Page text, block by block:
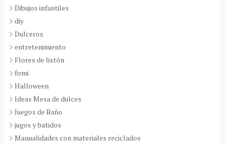
Dibujos infantiles
diy
Dulceros
entretenimiento
Flores de listón
fomi
Halloween
Ideas Mesa de dulces
Juegos de Baño
jugos y batidos
Manualidades con materiales reciclados